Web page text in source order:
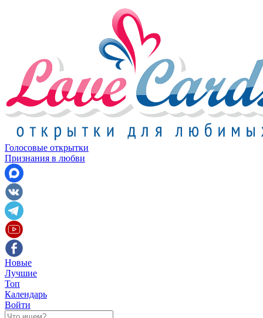
Голосовые открытки
Признания в любви
Новые
Лучшие
Топ
Календарь
Войти